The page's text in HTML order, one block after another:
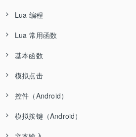
函数：checkTSLibrary 检测加载插件
相关函数
相关函数
相关函数
函数：TSImgVersion 获取版本号
相关函数
使用方法和下载
函数：yolo.version 获取版本号
相关函数
Lua 编程
Lua 编程
注释
语句块
赋值语句
循环语句
Lua 常用函数
基础函数
函数：type 判断数据类型
函数：require 加载模块
函数：tonumber 将字符串转成数字
基本函数
函数：init 初始化
函数：mSleep 延时
模拟点击
函数：tap 点击
函数：moveTo 滑动
控件（Android）
模拟按键（Android）